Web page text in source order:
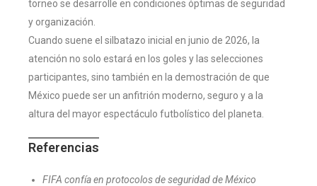
torneo se desarrolle en condiciones óptimas de seguridad
y organización.
Cuando suene el silbatazo inicial en junio de 2026, la
atención no solo estará en los goles y las selecciones
participantes, sino también en la demostración de que
México puede ser un anfitrión moderno, seguro y a la
altura del mayor espectáculo futbolístico del planeta.
Referencias
FIFA confía en protocolos de seguridad de México